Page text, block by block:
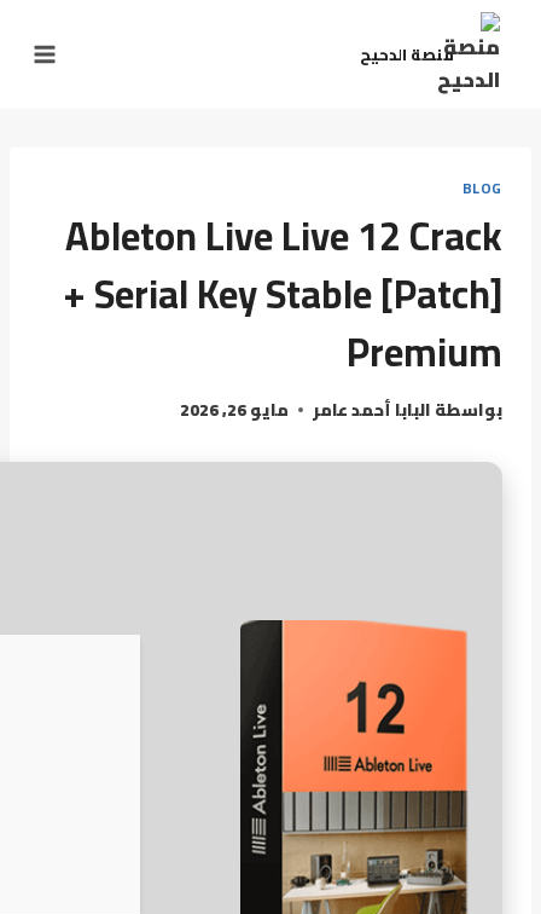
منصة الدحيح
BLOG
Ableton Live Live 12 Crack
+ Serial Key Stable [Patch]
Premium
بواسطةالبابا أحمد عامر مايو 26, 2026